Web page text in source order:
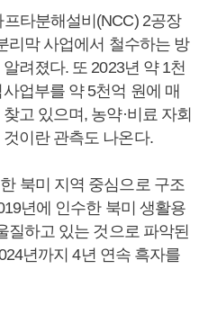
타분해설비(NCC) 2공장
리막 사업에서 철수하는 방
려졌다. 또 2023년 약 1천
업부를 약 5천억 원에 매
고 있으며, 농약·비료 자회
이란 관측도 나온다.
북미 지역 중심으로 구조
년에 인수한 북미 생활용
질하고 있는 것으로 파악된
년까지 4년 연속 흑자를